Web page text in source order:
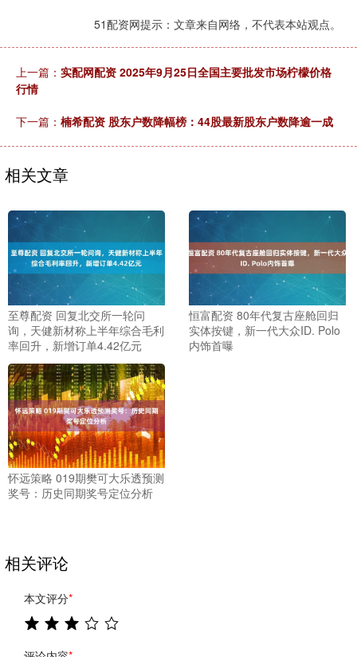
51配资网提示：文章来自网络，不代表本站观点。
上一篇： 实配网配资 2025年9月25日全国主要批发市场柠檬价格
行情
下一篇： 楠希配资 股东户数降幅榜：44股最新股东户数降逾一成
相关文章
至尊配资 回复北交所一轮问
询，天健新材称上半年综合毛利
率回升，新增订单4.42亿元
恒富配资 80年代复古座舱回归
实体按键，新一代大众ID. Polo
内饰首曝
怀远策略 019期樊可大乐透预测
奖号：历史同期奖号定位分析
相关评论
本文评分*